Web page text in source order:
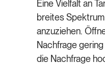
Eine Vielfalt an
breites
anzuziehen.
Nachfrage
die Nachfrage